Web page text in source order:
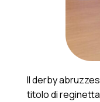
Il derby
titolo di reginetta